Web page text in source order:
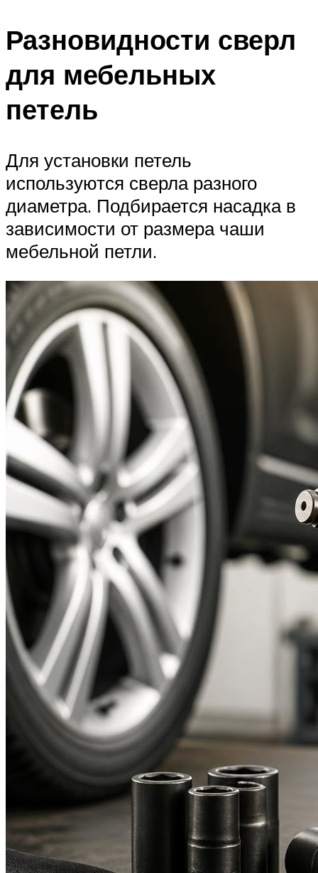
Разновидности сверл
для мебельных
петель
Для установки петель
используются сверла разного
диаметра. Подбирается насадка в
зависимости от размера чаши
мебельной петли.